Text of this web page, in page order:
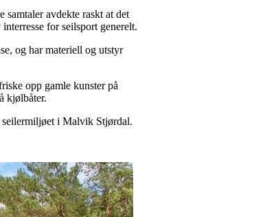
avdekte raskt at det
for seilsport generelt.
og har materiell og utstyr
opp gamle kunster på
kjølbåter.
seilermiljøet i Malvik Stjørdal.